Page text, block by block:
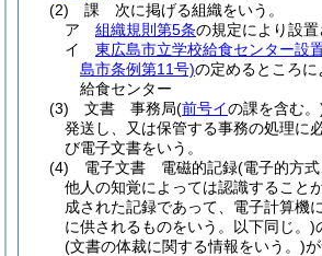
(2)
課 次に掲げる組織をいう。
ア
組織規則第5条の規定により設置
イ
東広島市立学校給食センター設
島市条例第11号)の定めるところ
給食センター
(3)
文書 事務局(前号イの課を含む。
発送し、又は保管する事務の処理に
び電子文書をいう。
(4)
電子文書 電磁的記録(電子的方
他人の知覚によっては認識すること
成された記録であって、電子計算機
に供されるものをいう。以下同じ。)
(文書の体裁に関する情報をいう。)